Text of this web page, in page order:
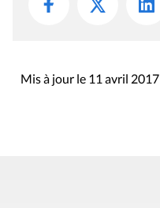
Mis à jour le 11 avril 2017